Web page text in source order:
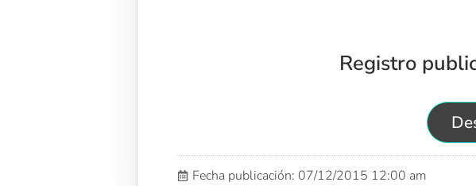
Registro
Fecha publicación: 07/12/2015 12:00 am